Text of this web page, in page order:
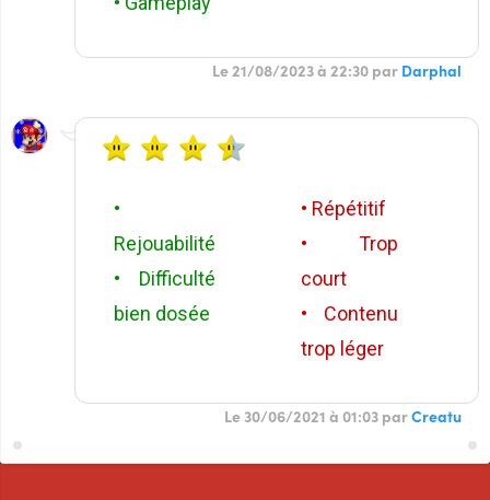
Le 21/08/2023 à 22:30 par Darphal
•
Rejouabilité
• Difficulté
bien dosée
• Répétitif
• Trop
court
• Contenu
trop léger
Le 30/06/2021 à 01:03 parCreatu